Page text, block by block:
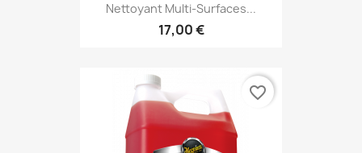
Nettoyant Multi-Surfaces...
17,00 €
favorite_border